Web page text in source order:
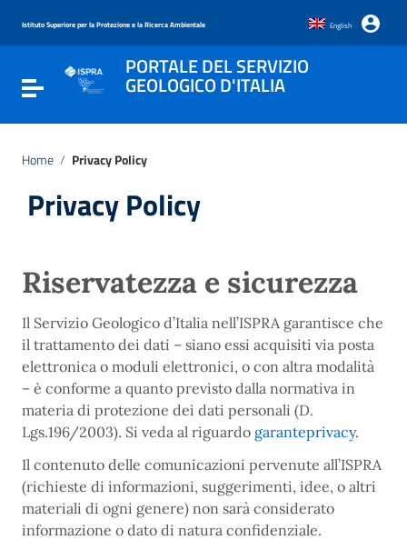
Vai al menu di navigazione
Vai al footer
Istituto Superiore per la Protezione e la Ricerca Ambientale English
Attiva / disattiva la navigazione
PORTALE DEL SERVIZIO
GEOLOGICO D'ITALIA
Home / Privacy Policy
Privacy Policy
Riservatezza e sicurezza
Il Servizio Geologico d’Italia nell’ISPRA garantisce che
il trattamento dei dati – siano essi acquisiti via posta
elettronica o moduli elettronici, o con altra modalità
– è conforme a quanto previsto dalla normativa in
materia di protezione dei dati personali (D.
Lgs.196/2003). Si veda al riguardo garanteprivacy.
Il contenuto delle comunicazioni pervenute all’ISPRA
(richieste di informazioni, suggerimenti, idee, o altri
materiali di ogni genere) non sarà considerato
informazione o dato di natura confidenziale.